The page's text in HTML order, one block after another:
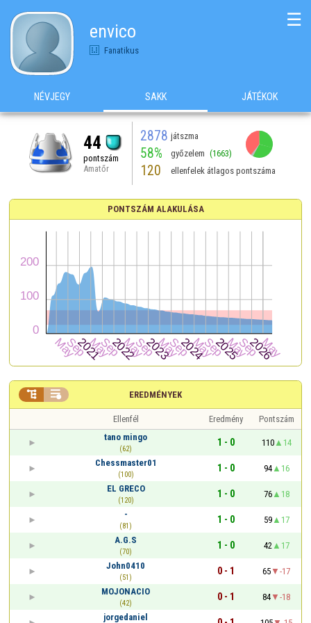
envico
Fanatikus
☰
NÉVJEGY SAKK JÁTÉKOK
44
pontszám
Amatőr
2878 játszma
58% győzelem (1663)
120 ellenfelek átlagos pontszáma
PONTSZÁM ALAKULÁSA
EREDMÉNYEK
 
Ellenfél Eredmény
Pontszám
tano mingo
(62)
1 - 0 110
14
Chessmaster01
(100)
1 - 0 94
16
EL GRECO
(120)
1 - 0 76
18
-
(81)
1 - 0 59
17
A.G.S
(70)
1 - 0 42
17
John0410
(51)
0 - 1 65
-17
MOJONACIO
(42)
0 - 1 84
-18
jorgedaniel